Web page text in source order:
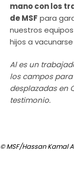
mano con los
de MSF para
nuestros
hijos a
Al es un
los campos
desplazadas en
testimonio.
© MSF/Hassan Kamal